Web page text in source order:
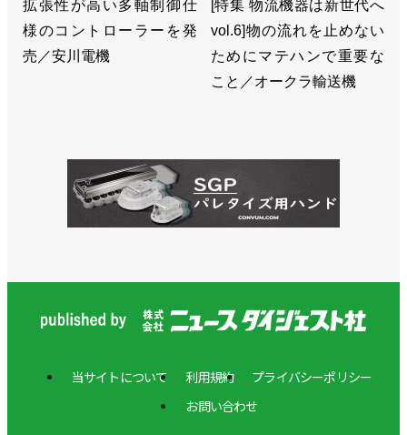
拡張性が高い多軸制御仕
様のコントローラーを発
売／安川電機
[特集 物流機器は新世代へ
vol.6]物の流れを止めない
ためにマテハンで重要な
こと／オークラ輸送機
当サイトについて 利用規約
プライバシーポリシー
お問い合わせ